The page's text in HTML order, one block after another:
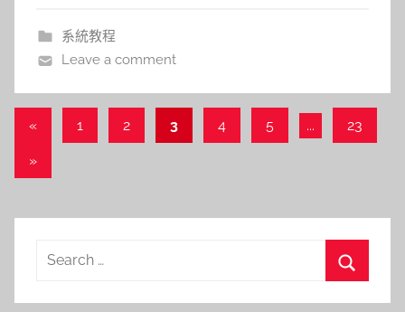
系統教程
Leave a comment
文
章
覽
«Previous
1 2 3 4 5 ... 23
Next
»
Search